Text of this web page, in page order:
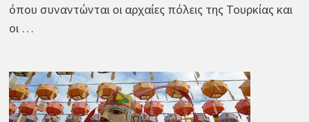
όπου συναντώνται οι αρχαίες πόλεις της Τουρκίας και
οι …